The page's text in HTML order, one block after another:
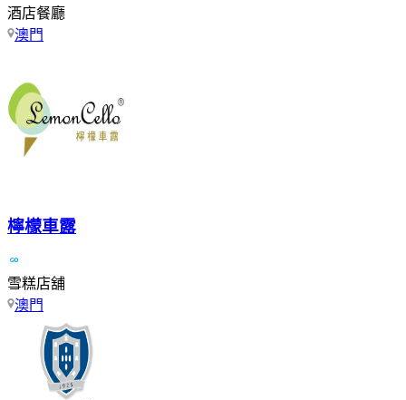
酒店餐廳
澳門
檸檬車露
雪糕店舖
澳門